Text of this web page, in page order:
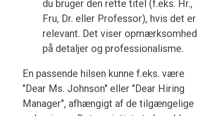
du bruger den rette titel (f.eks. Hr.,
Fru, Dr. eller Professor), hvis det er
relevant. Det viser opmærksomhed
på detaljer og professionalisme.
En passende hilsen kunne f.eks. være
"Dear Ms. Johnson" eller "Dear Hiring
Manager", afhængigt af de tilgængelige